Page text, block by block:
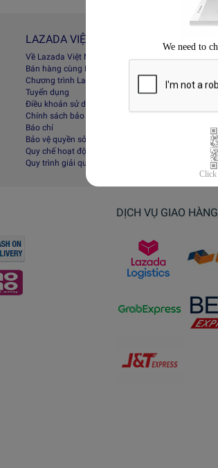
LAZADA VIỆT NAM
Về Lazada Việt Nam
Bán hàng cùng Lazada
Chương trình Lazada Afﬁliate
Tuyển dụng
Điều khoản sử dụng
Chính sách bảo mật
Báo chí
Bảo vệ quyền sở hữu trí tuệ
Quy chế hoạt động sàn Lazada
Quy trình giải quyết tranh chấp, khiếu nại
DỊCH VỤ GIAO HÀNG